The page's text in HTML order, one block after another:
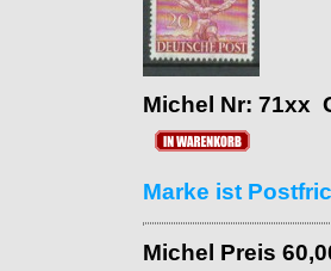
Michel Nr: 71xx
Marke ist
Michel Preis